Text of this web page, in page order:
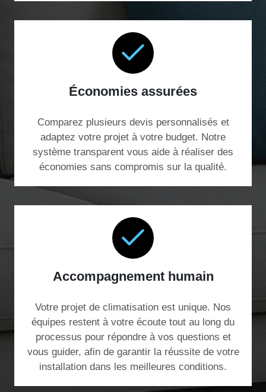
Économies assurées
Comparez plusieurs devis personnalisés et
adaptez votre projet à votre budget. Notre
système transparent vous aide à réaliser des
économies sans compromis sur la qualité.
Accompagnement humain
Votre projet de climatisation est unique. Nos
équipes restent à votre écoute tout au long du
processus pour répondre à vos questions et
vous guider, afin de garantir la réussite de votre
installation dans les meilleures conditions.